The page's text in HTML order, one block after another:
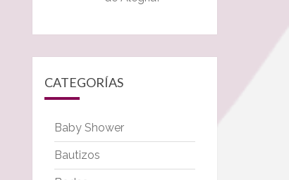
CATEGORÍAS
Baby Shower
Bautizos